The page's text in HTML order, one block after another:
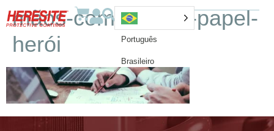
Português
Brasileiro
mãos-computador-papel-
herói